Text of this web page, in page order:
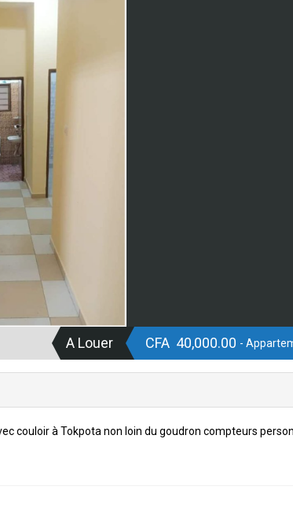
A Louer CFA 40,000.00 -
couloir à Tokpota non loin du goudron compteurs